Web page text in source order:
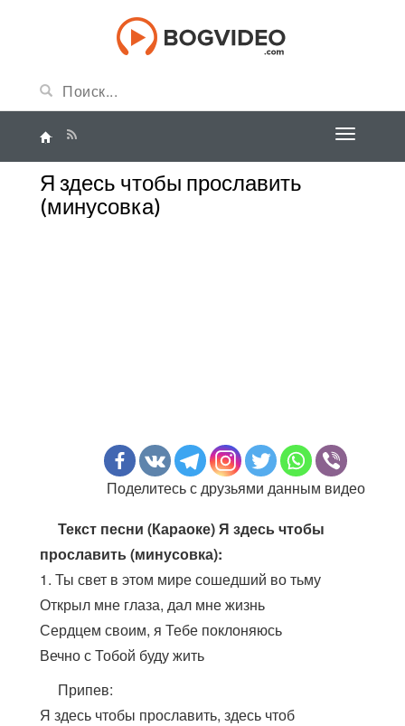
Я здесь чтобы прославить
(минусовка)
Поделитесь с друзьями данным видео
Текст песни (Караоке) Я здесь чтобы
прославить (минусовка):
1. Ты свет в этом мире сошедший во тьму
Открыл мне глаза, дал мне жизнь
Сердцем своим, я Тебе поклоняюсь
Вечно с Тобой буду жить
Припев:
Я здесь чтобы прославить, здесь чтоб